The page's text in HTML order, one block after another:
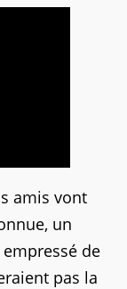
amis vont
un
empressé de
pas la